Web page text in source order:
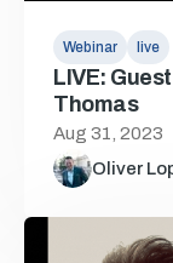
Webinar live
LIVE:
Thomas
Aug 31, 2023
Oliver